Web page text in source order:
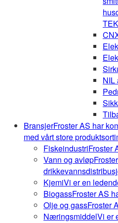
NIL
BransjerFroster AS har
med vårt store
FiskeindustriFroster
Vann og avløp
KjemiVi er en
BiogassFroster AS
Olje og gassFroster
NæringsmiddelVi er